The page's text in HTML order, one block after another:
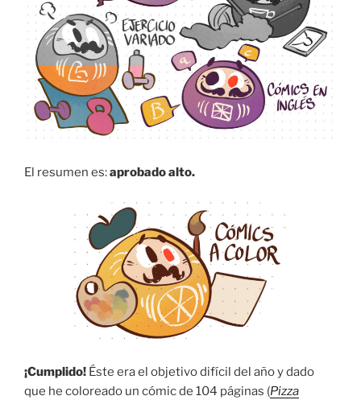
El resumen es:aprobado alto.
¡Cumplido! Éste era el objetivo difícil del año y dado
que he coloreado un cómic de 104 páginas (Pizza